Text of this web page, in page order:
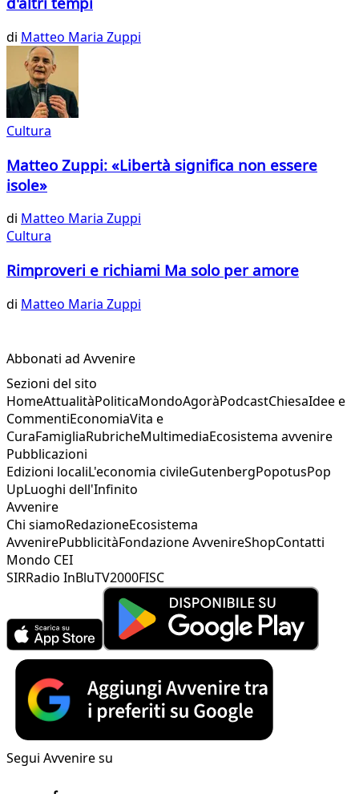
di Matteo Maria Zuppi
Cultura
Matteo Zuppi: «Libertà significa non essere
isole»
di Matteo Maria Zuppi
Cultura
Rimproveri e richiami Ma solo per amore
di Matteo Maria Zuppi
Abbonati ad Avvenire
Sezioni del sito
HomeAttualitàPoliticaMondoAgoràPodcastChiesaIdee e
CommentiEconomiaVita e
CuraFamigliaRubricheMultimediaEcosistema avvenire
Pubblicazioni
Edizioni localiL'economia civileGutenbergPopotusPop
UpLuoghi dell'Infinito
Avvenire
Chi siamoRedazioneEcosistema
AvvenirePubblicitàFondazione AvvenireShopContatti
Mondo CEI
SIRRadio InBluTV2000FISC
Segui Avvenire su